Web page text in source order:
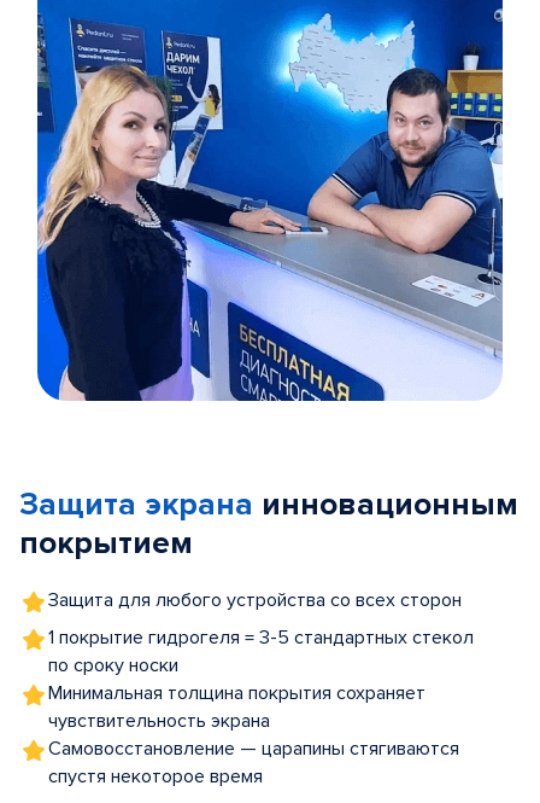
5
Защита экрана инновационным
покрытием
Защита для любого устройства со всех сторон
1 покрытие гидрогеля = 3-5 стандартных стекол
по сроку носки
Минимальная толщина покрытия сохраняет
чувствительность экрана
Самовосстановление — царапины стягиваются
спустя некоторое время